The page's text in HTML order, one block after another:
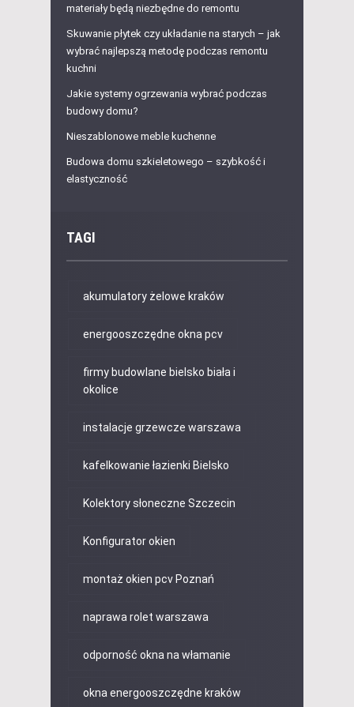
materiały będą niezbędne do remontu
Skuwanie płytek czy układanie na starych – jak
wybrać najlepszą metodę podczas remontu
kuchni
Jakie systemy ogrzewania wybrać podczas
budowy domu?
Nieszablonowe meble kuchenne
Budowa domu szkieletowego – szybkość i
elastyczność
TAGI
akumulatory żelowe kraków
energooszczędne okna pcv
firmy budowlane bielsko biała i
okolice
instalacje grzewcze warszawa
kafelkowanie łazienki Bielsko
Kolektory słoneczne Szczecin
Konfigurator okien
montaż okien pcv Poznań
naprawa rolet warszawa
odporność okna na włamanie
okna energooszczędne kraków